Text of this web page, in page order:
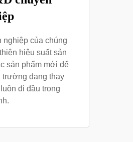
của chúng
hiệu suất sản
sản phẩm mới để
trường đang thay
đi đầu trong